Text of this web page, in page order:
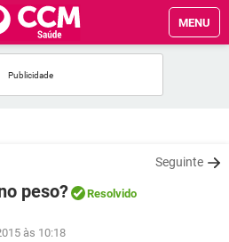
MENU
Seguinte
peso? Resolvido
às 10:18